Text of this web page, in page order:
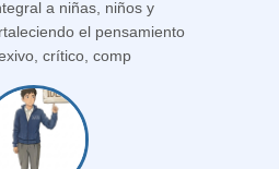
a niñas, niños y
el pensamiento
crítico, comp